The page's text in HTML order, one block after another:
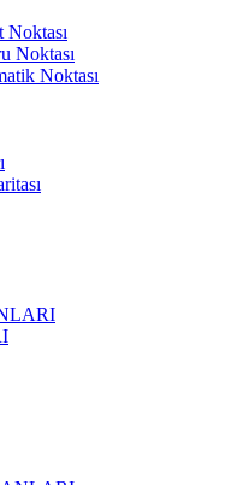
Noktası
Noktası
Noktası